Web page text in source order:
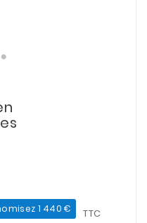
1 440 € TTC